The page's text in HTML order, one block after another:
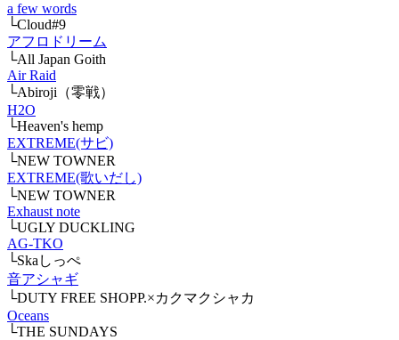
a few words
└Cloud#9
アフロドリーム
└All Japan Goith
Air Raid
└Abiroji（零戦）
H2O
└Heaven's hemp
EXTREME(サビ)
└NEW TOWNER
EXTREME(歌いだし)
└NEW TOWNER
Exhaust note
└UGLY DUCKLING
AG-TKO
└Skaしっぺ
音アシャギ
└DUTY FREE SHOPP.×カクマクシャカ
Oceans
└THE SUNDAYS